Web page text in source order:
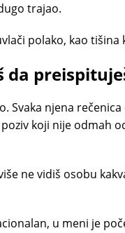
trajao.
polako, kao tišina
da
Svaka njena
koji nije odmah
ne vidiš osobu
u meni je